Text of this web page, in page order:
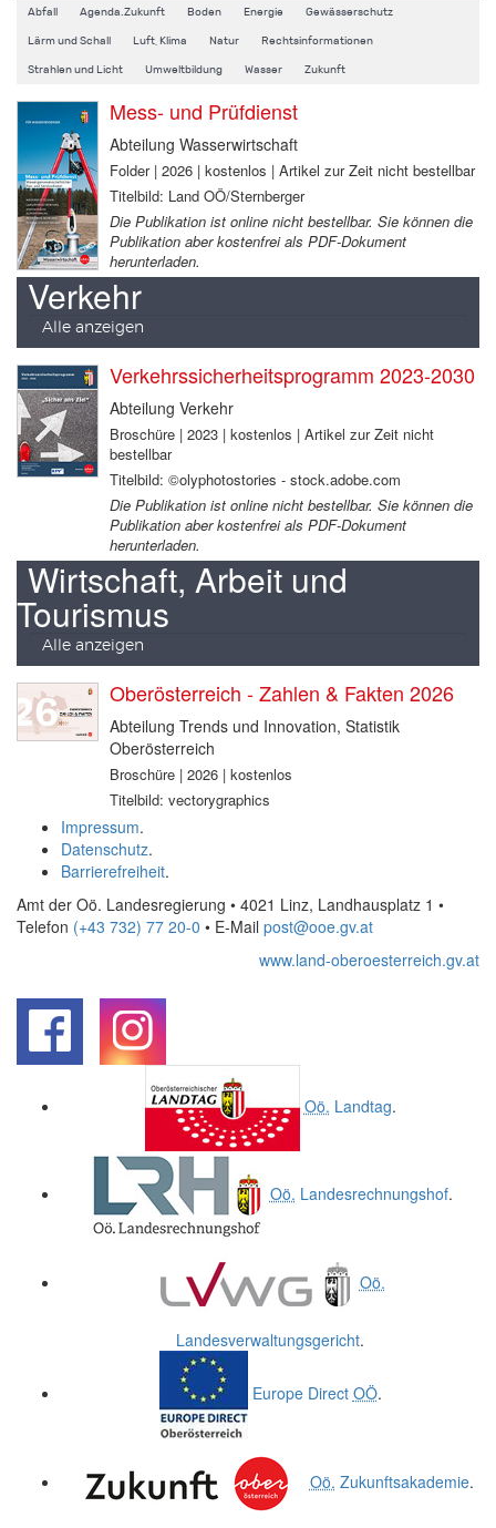
Abfall Agenda.Zukunft Boden Energie Gewässerschutz
Lärm und Schall Luft, Klima Natur Rechtsinformationen
Strahlen und Licht Umweltbildung Wasser Zukunft
Mess- und Prüfdienst
Abteilung Wasserwirtschaft
Folder | 2026 | kostenlos | Artikel zur Zeit nicht bestellbar
Titelbild: Land OÖ/Sternberger
Die Publikation ist online nicht bestellbar. Sie können die
Publikation aber kostenfrei als PDF-Dokument
herunterladen.
Verkehr
Alle anzeigen
Verkehrssicherheitsprogramm 2023-2030
Abteilung Verkehr
Broschüre | 2023 | kostenlos | Artikel zur Zeit nicht
bestellbar
Titelbild: ©olyphotostories - stock.adobe.com
Die Publikation ist online nicht bestellbar. Sie können die
Publikation aber kostenfrei als PDF-Dokument
herunterladen.
Wirtschaft, Arbeit und
Tourismus
Alle anzeigen
Oberösterreich - Zahlen & Fakten 2026
Abteilung Trends und Innovation, Statistik
Oberösterreich
Broschüre | 2026 | kostenlos
Titelbild: vectorygraphics
Impressum.
Datenschutz.
Barrierefreiheit.
Amt der Oö. Landesregierung • 4021 Linz, Landhausplatz 1 •
Telefon (+43 732) 77 20-0 • E-Mail post@ooe.gv.at
www.land-oberoesterreich.gv.at
Oö. Landtag.
Oö. Landesrechnungshof.
Oö.
Landesverwaltungsgericht.
Europe Direct OÖ.
Oö. Zukunftsakademie.